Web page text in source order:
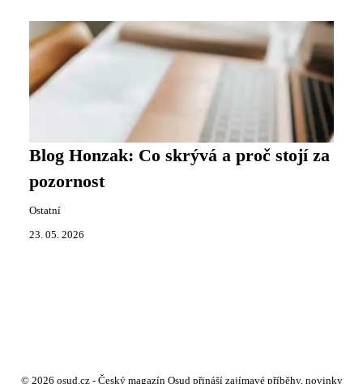
Blog Honzak: Co skrývá a proč stojí za
pozornost
Ostatní
23. 05. 2026
© 2026 osud.cz - Český magazín Osud přináší zajímavé příběhy, novinky